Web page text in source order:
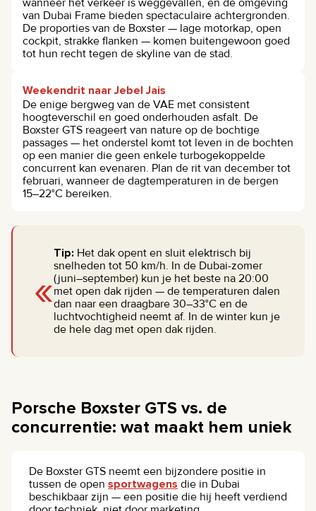
van Dubai Frame bieden spectaculaire achtergronden.
De proporties van de Boxster — lage motorkap, open
cockpit, strakke flanken — komen buitengewoon goed
tot hun recht tegen de skyline van de stad.
Weekendrit naar Jebel Jais
De enige bergweg van de VAE met consistent
hoogteverschil en goed onderhouden asfalt. De
Boxster GTS reageert van nature op de bochtige
passages — het onderstel komt tot leven in de bochten
op een manier die geen enkele turbogekoppelde
concurrent kan evenaren. Plan de rit van december tot
februari, wanneer de dagtemperaturen in de bergen
15–22°C bereiken.
«
Tip: Het dak opent en sluit elektrisch bij
snelheden tot 50 km/h. In de Dubai-zomer
(juni–september) kun je het beste na 20:00
met open dak rijden — de temperaturen dalen
dan naar een draagbare 30–33°C en de
luchtvochtigheid neemt af. In de winter kun je
de hele dag met open dak rijden.
Porsche Boxster GTS vs. de
concurrentie: wat maakt hem uniek
De Boxster GTS neemt een bijzondere positie in
tussen de open sportwagens die in Dubai
beschikbaar zijn — een positie die hij heeft verdiend